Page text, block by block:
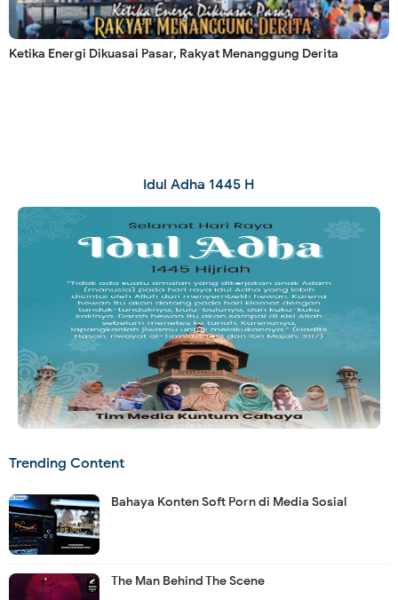
Ketika Energi Dikuasai Pasar, Rakyat Menanggung Derita
Idul Adha 1445 H
Trending Content
Bahaya Konten Soft Porn di Media Sosial
The Man Behind The Scene